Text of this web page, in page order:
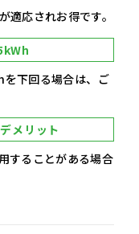
応されお得です。
下回る場合は、ご
メリット
することがある場合